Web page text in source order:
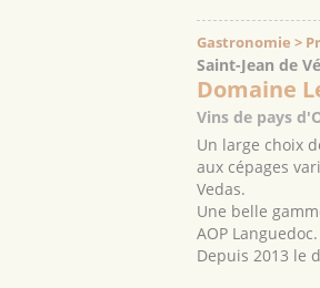
Gastronomie >
Saint-Jean de
Domaine
Vins de pays
Un large choix
aux cépages
Vedas.
Une belle
AOP Languedoc.
Depuis 2013 le